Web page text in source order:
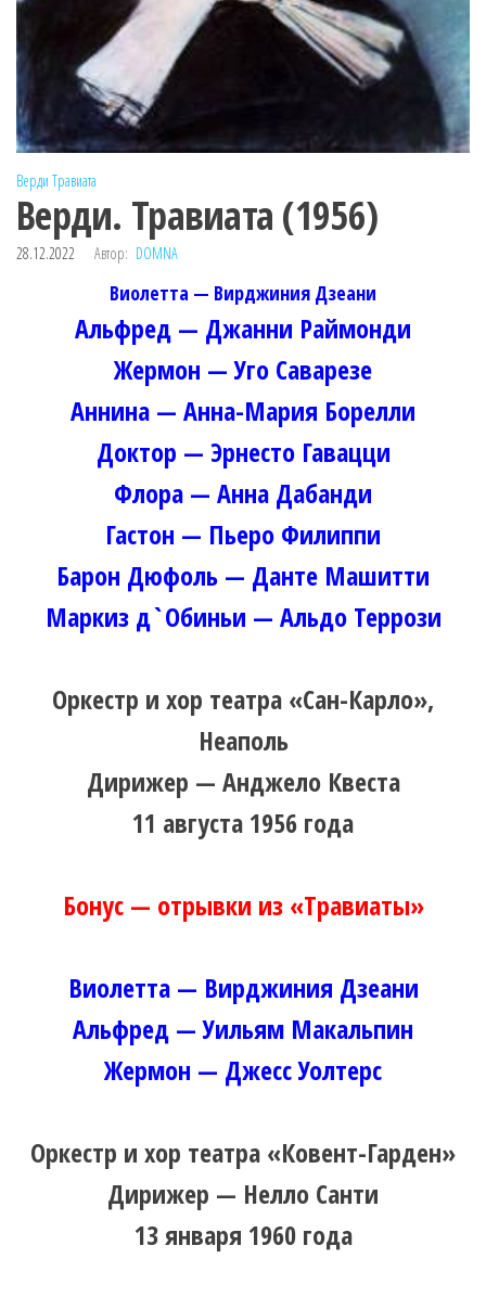
Верди Травиата
Верди. Травиата (1956)
28.12.2022 Автор: DOMNA
Виолетта — Вирджиния Дзеани
Альфред — Джанни Раймонди
Жермон — Уго Саварезе
Аннина — Анна-Мария Борелли
Доктор — Эрнесто Гавацци
Флора — Анна Дабанди
Гастон — Пьеро Филиппи
Барон Дюфоль — Данте Машитти
Маркиз д`Обиньи — Альдо Террози
Оркестр и хор театра «Сан-Карло»,
Неаполь
Дирижер — Анджело Квеста
11 августа 1956 года
Бонус — отрывки из «Травиаты»
Виолетта — Вирджиния Дзеани
Альфред — Уильям Макальпин
Жермон — Джесс Уолтерс
Оркестр и хор театра «Ковент-Гарден»
Дирижер — Нелло Санти
13 января 1960 года